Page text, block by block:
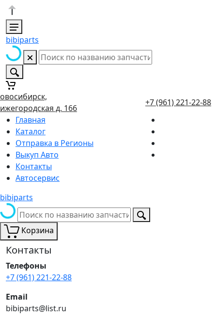
bibiparts
д. 166
+7 (961) 221-22-88
Главная
Каталог
Отправка в Регионы
Выкуп Авто
Контакты
Автосервис
bibiparts
Корзина
Контакты
Телефоны
+7 (961) 221-22-88
Email
bibiparts@list.ru